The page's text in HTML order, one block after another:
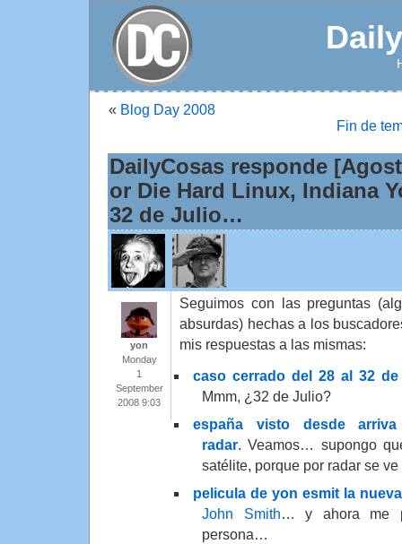
« Blog Day 2008
Fin de
DailyCosas responde
or Die Hard Linux, Indiana
32 de Julio…
yon
Monday
1
September
2008 9:03
Seguimos con las preguntas
absurdas) hechas a los
mis respuestas a las mismas:
caso cerrado del 28 al 32
Mmm, ¿32 de Julio?
españa visto desde
radar. Veamos… supongo
satélite, porque por radar se ve
pelicula de yon esmit la nueva
John Smith… y ahora me
persona…